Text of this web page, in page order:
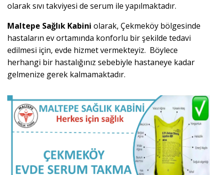
olarak sıvı takviyesi de serum ile yapılmaktadır.
Maltepe Sağlık Kabini olarak, Çekmeköy bölgesinde
hastaların ev ortamında konforlu bir şekilde tedavi
edilmesi için, evde hizmet vermekteyiz. Böylece
herhangi bir hastalığınız sebebiyle hastaneye kadar
gelmenize gerek kalmamaktadır.